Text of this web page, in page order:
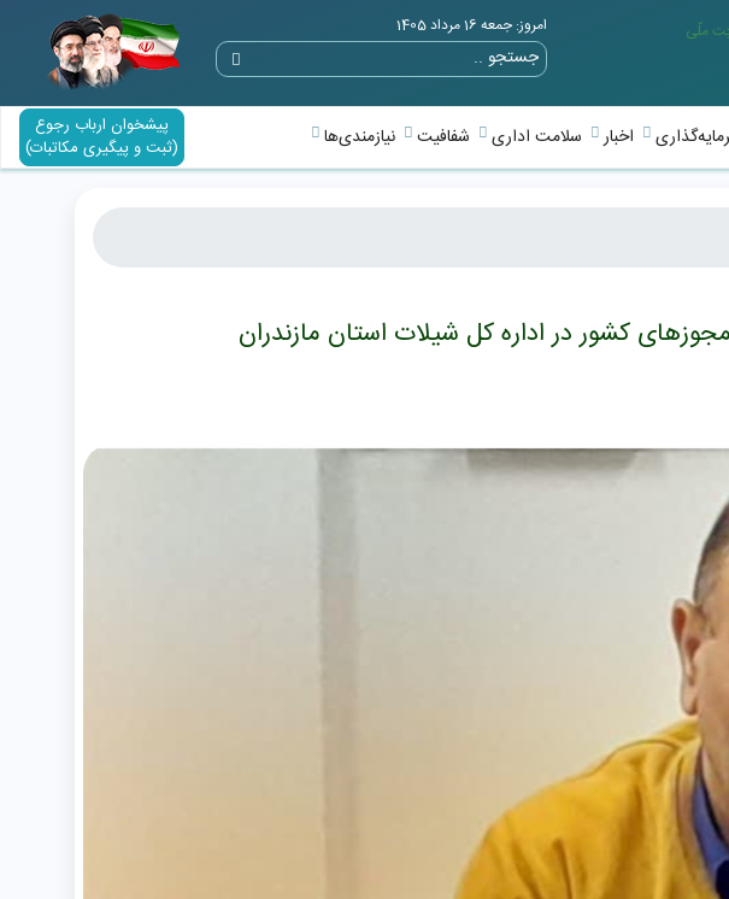
ملّی امروز: جمعه 16 مرداد 1405
پیشخوان ارباب رجوع
(ثبت و پیگیری مکاتبات)
اخبار سلامت اداری شفافیت نیازمندی‌ها
کشور در اداره کل شیلات استان مازندران